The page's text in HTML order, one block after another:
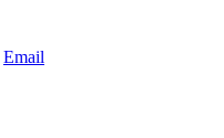
Email